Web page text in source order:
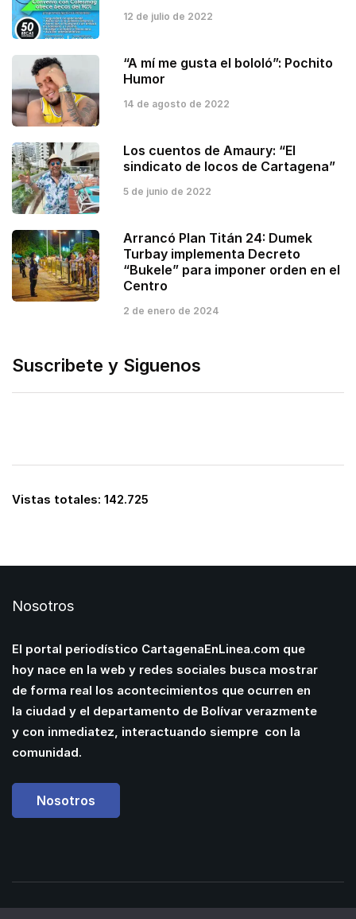
12 de julio de 2022
“A mí me gusta el bololó”: Pochito
Humor
14 de agosto de 2022
Los cuentos de Amaury: “El
sindicato de locos de Cartagena”
5 de junio de 2022
Arrancó Plan Titán 24: Dumek
Turbay implementa Decreto
“Bukele” para imponer orden en el
Centro
2 de enero de 2024
Suscribete y Siguenos
Vistas totales: 142.725
Nosotros
El portal periodístico CartagenaEnLinea.com que
hoy nace en la web y redes sociales busca mostrar
de forma real los acontecimientos que ocurren en
la ciudad y el departamento de Bolívar verazmente
y con inmediatez, interactuando siempre con la
comunidad.
Nosotros